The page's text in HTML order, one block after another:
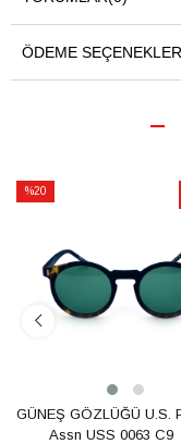
ÖDEME
%20
GÜNEŞ GÖZLÜĞÜ U.S.
Assn USS 0063 C9